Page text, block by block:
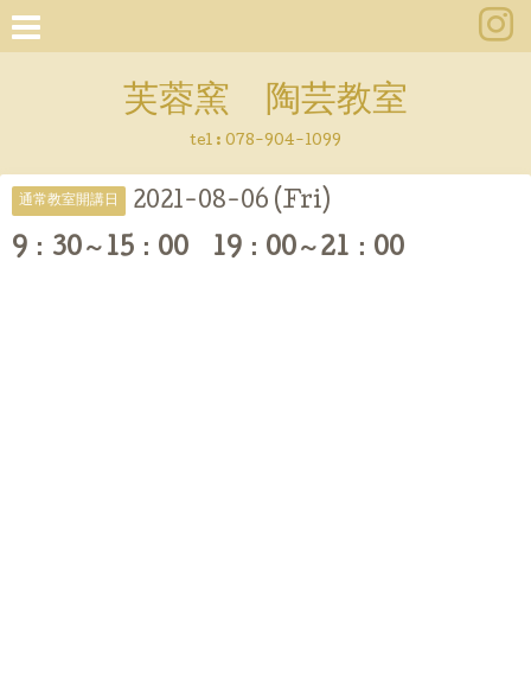
芙蓉窯 陶芸教室
tel : 078-904-1099
通常教室開講日 2021-08-06 (Fri)
9：30～15：00 19：00～21：00